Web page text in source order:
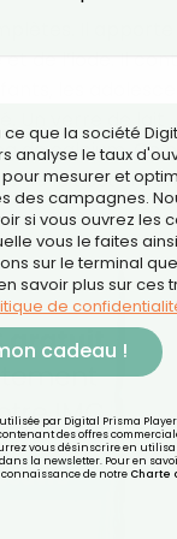
Il apporte
de l’iode. Il
les
Un verre de lait
de calcium. Ce
“le lait est-il
ce que la société
analyse le taux
mesurer et
des campagnes.
si vous ouvrez les
vous le faites
sur le terminal
savoir plus sur ces
de
cadeau !
par Digital Prisma
des offres
vous désinscrire en
la newsletter. Pour en
connaissance de notre Charte